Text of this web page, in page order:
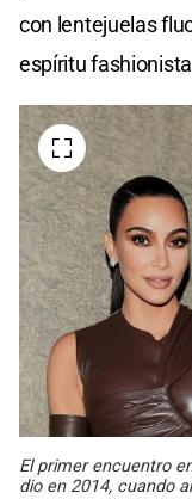
con lentejuelas
espíritu
El primer encuentro
dio en 2014, cuando